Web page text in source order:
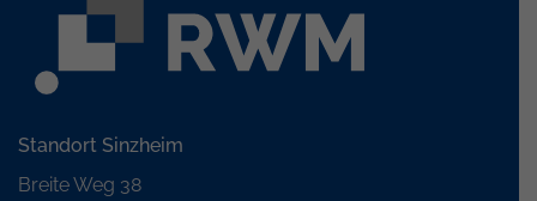
Standort Sinzheim
Breite Weg 38